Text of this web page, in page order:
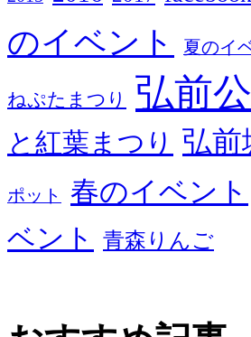
のイベント 夏のイ
ねぷたまつり 弘前
と紅葉まつり 弘前
ポット 春のイベント
ベント 青森りんご